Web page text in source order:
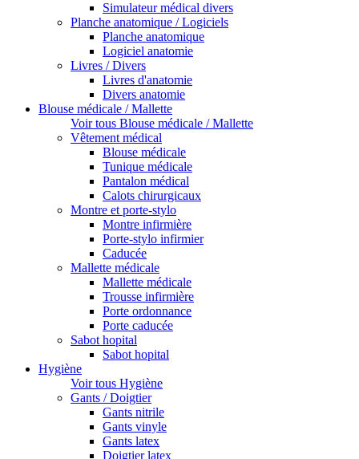
Simulateur médical divers
Planche anatomique / Logiciels
Planche anatomique
Logiciel anatomie
Livres / Divers
Livres d'anatomie
Divers anatomie
Blouse médicale / Mallette
Voir tous Blouse médicale / Mallette
Vêtement médical
Blouse médicale
Tunique médicale
Pantalon médical
Calots chirurgicaux
Montre et porte-stylo
Montre infirmière
Porte-stylo infirmier
Caducée
Mallette médicale
Mallette médicale
Trousse infirmière
Porte ordonnance
Porte caducée
Sabot hopital
Sabot hopital
Hygiène
Voir tous Hygiène
Gants / Doigtier
Gants nitrile
Gants vinyle
Gants latex
Doigtier latex